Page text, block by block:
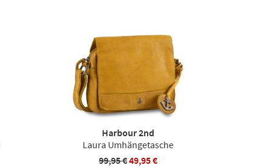
Harbour 2nd
Laura Umhängetasche
99,95 €49,95 €